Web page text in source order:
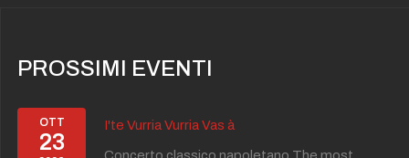
PROSSIMI EVENTI
OTT
23
I'te Vurria Vurria Vas à
Concerto classico napoletano The most